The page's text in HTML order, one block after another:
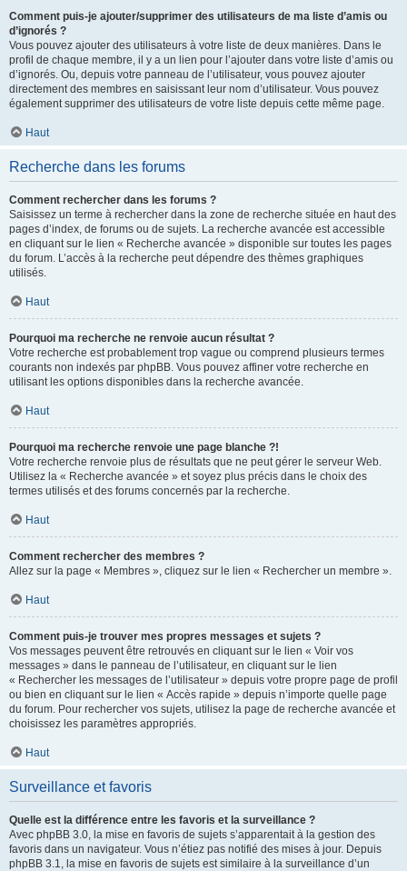
Comment puis-je ajouter/supprimer des utilisateurs de ma liste d’amis ou
d’ignorés ?
Vous pouvez ajouter des utilisateurs à votre liste de deux manières. Dans le
profil de chaque membre, il y a un lien pour l’ajouter dans votre liste d’amis ou
d’ignorés. Ou, depuis votre panneau de l’utilisateur, vous pouvez ajouter
directement des membres en saisissant leur nom d’utilisateur. Vous pouvez
également supprimer des utilisateurs de votre liste depuis cette même page.
Haut
Recherche dans les forums
Comment rechercher dans les forums ?
Saisissez un terme à rechercher dans la zone de recherche située en haut des
pages d’index, de forums ou de sujets. La recherche avancée est accessible
en cliquant sur le lien « Recherche avancée » disponible sur toutes les pages
du forum. L’accès à la recherche peut dépendre des thèmes graphiques
utilisés.
Haut
Pourquoi ma recherche ne renvoie aucun résultat ?
Votre recherche est probablement trop vague ou comprend plusieurs termes
courants non indexés par phpBB. Vous pouvez affiner votre recherche en
utilisant les options disponibles dans la recherche avancée.
Haut
Pourquoi ma recherche renvoie une page blanche ?!
Votre recherche renvoie plus de résultats que ne peut gérer le serveur Web.
Utilisez la « Recherche avancée » et soyez plus précis dans le choix des
termes utilisés et des forums concernés par la recherche.
Haut
Comment rechercher des membres ?
Allez sur la page « Membres », cliquez sur le lien « Rechercher un membre ».
Haut
Comment puis-je trouver mes propres messages et sujets ?
Vos messages peuvent être retrouvés en cliquant sur le lien « Voir vos
messages » dans le panneau de l’utilisateur, en cliquant sur le lien
« Rechercher les messages de l’utilisateur » depuis votre propre page de profil
ou bien en cliquant sur le lien « Accès rapide » depuis n’importe quelle page
du forum. Pour rechercher vos sujets, utilisez la page de recherche avancée et
choisissez les paramètres appropriés.
Haut
Surveillance et favoris
Quelle est la différence entre les favoris et la surveillance ?
Avec phpBB 3.0, la mise en favoris de sujets s’apparentait à la gestion des
favoris dans un navigateur. Vous n’étiez pas notifié des mises à jour. Depuis
phpBB 3.1, la mise en favoris de sujets est similaire à la surveillance d’un